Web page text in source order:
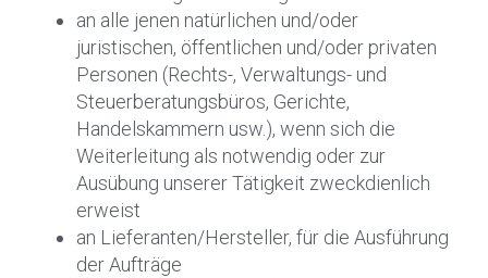
an alle jenen natürlichen und/oder
juristischen, öffentlichen und/oder privaten
Personen (Rechts-, Verwaltungs- und
Steuerberatungsbüros, Gerichte,
Handelskammern usw.), wenn sich die
Weiterleitung als notwendig oder zur
Ausübung unserer Tätigkeit zweckdienlich
erweist
an Lieferanten/Hersteller, für die Ausführung
der Aufträge